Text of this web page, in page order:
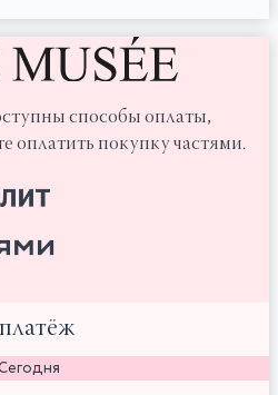
способы оплаты,
оплатить покупку частями.